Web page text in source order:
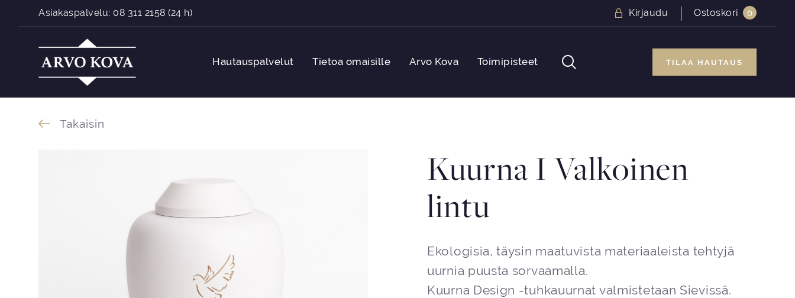
Siirry sisältöön
Asiakaspalvelu: 08 311 2158 (24 h) Kirjaudu Ostoskori 0
Hautauspalvelut Tietoa omaisille Arvo Kova Toimipisteet TILAA HAUTAUS
Takaisin
Kuurna I Valkoinen
lintu
Ekologisia, täysin maatuvista materiaaleista tehtyjä
uurnia puusta sorvaamalla.
Kuurna Design -tuhkauurnat valmistetaan Sievissä.